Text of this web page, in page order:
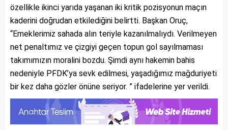
özellikle ikinci yarıda yaşanan iki kritik pozisyonun maçın
kaderini doğrudan etkilediğini belirtti. Başkan Oruç,
“Emeklerimiz sahada alın teriyle kazanılmalıydı. Verilmeyen
net penaltımız ve çizgiyi geçen topun gol sayılmaması
takımımızın moralini bozdu. Şimdi aynı hakemin bahis
nedeniyle PFDK’ya sevk edilmesi, yaşadığımız mağduriyeti
bir kez daha gözler önüne seriyor. ” ifadelerine yer verildi.